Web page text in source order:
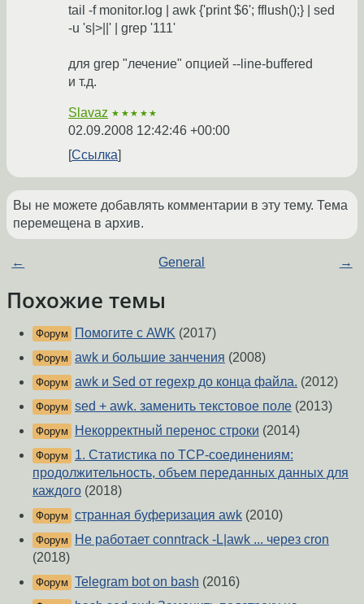
tail -f monitor.log | awk {'print $6'; fflush();} | sed
-u 's|>||' | grep '111'
для grep "лечение" опцией --line-buffered
и т.д.
Slavaz ★★★★★
02.09.2008 12:42:46 +00:00
Ссылка
Вы не можете добавлять комментарии в эту тему. Тема
перемещена в архив.
← General →
Похожие темы
Форум Помогите с AWK (2017)
Форум awk и большие занчения (2008)
Форум awk и Sed от regexp до конца файла. (2012)
Форум sed + awk. заменить текстовое поле (2013)
Форум Некорректный перенос строки (2014)
Форум
1. Статистика по TCP-соединениям:
продолжительность, объем переданных данных для
каждого (2018)
Форум странная буферизация awk (2010)
Форум
Не работает conntrack -L|awk ... через cron
(2018)
Форум Telegram bot on bash (2016)